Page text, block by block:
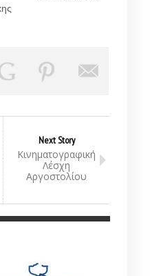
Next Story
Κινηματογραφική
Λέσχη
Αργοστολίου